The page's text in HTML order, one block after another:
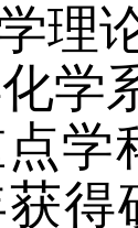
理
学
学
得